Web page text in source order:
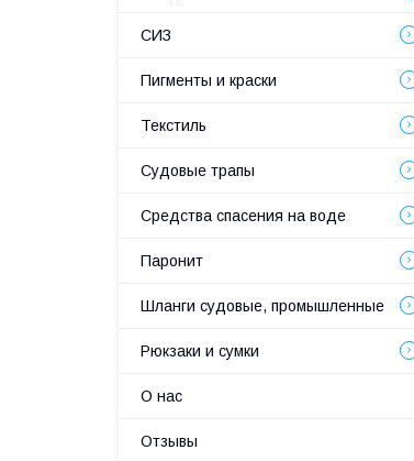
СИЗ
Пигменты и краски
Текстиль
Судовые трапы
Средства спасения на воде
Паронит
Шланги судовые, промышленные
Рюкзаки и сумки
О нас
Отзывы